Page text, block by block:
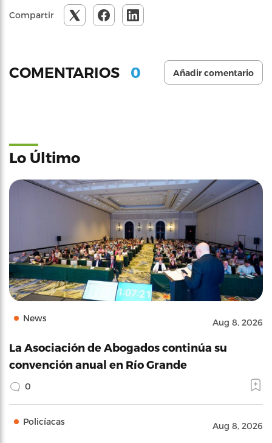
Compartir
COMENTARIOS 0 Añadir comentario
Lo Último
News Aug 8, 2026
La Asociación de Abogados continúa su
convención anual en Río Grande
0
Policíacas Aug 8, 2026